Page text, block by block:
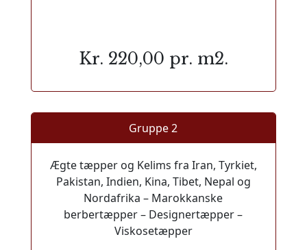
Kr. 220,00 pr. m2.
Gruppe 2
Ægte tæpper og Kelims fra Iran, Tyrkiet,
Pakistan, Indien, Kina, Tibet, Nepal og
Nordafrika – Marokkanske
berbertæpper – Designertæpper –
Viskosetæpper